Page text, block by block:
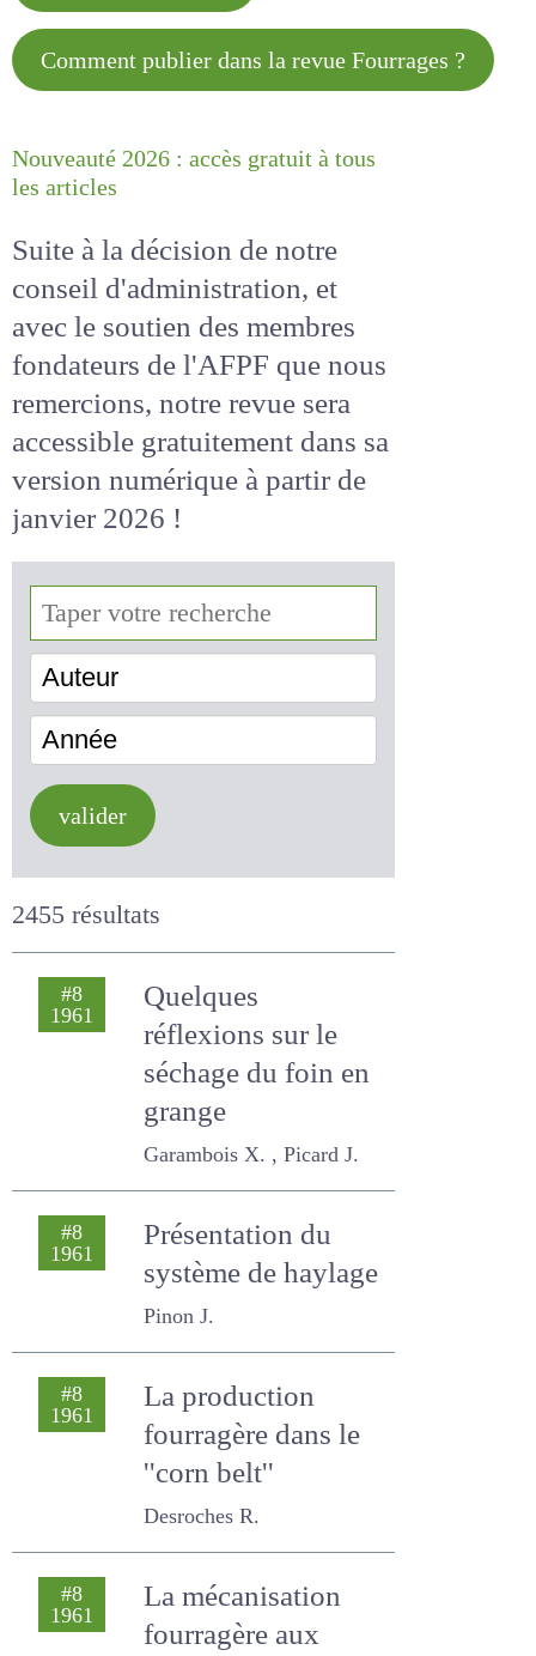
Comment publier dans la revue
Nouveauté 2026 : accès gratuit à
Suite à la décision de notre
conseil d'administration, et
avec le soutien des membres
fondateurs de l'AFPF que nous
remercions, notre revue sera
accessiblegratuitementdans
sa version numérique
de janvier 2026 !
Auteur
valider
2455 résultats
#8
Quelques
réflexions sur le
séchage du foin en
grange
Garambois X. , Picard J.
#8
Présentation du
système de
haylage
Pinon J.
La production
fourragère dans le
''corn belt''
Desroches R.